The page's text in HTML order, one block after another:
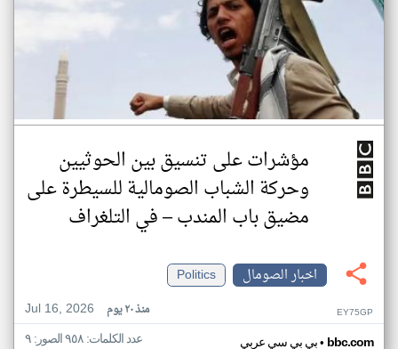
مؤشرات على تنسيق بين الحوثيين
وحركة الشباب الصومالية للسيطرة على
مضيق باب المندب – في التلغراف
اخبار الصومال
Politics
Jul 16, 2026
منذ ٢٠ يوم EY75GP
بي بي سي عربي• bbc.com عدد الكلمات: ٩٥٨ الصور: ٩